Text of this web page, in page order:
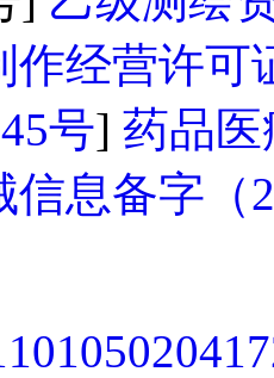
作经营许可
号] 药品
信息备字（